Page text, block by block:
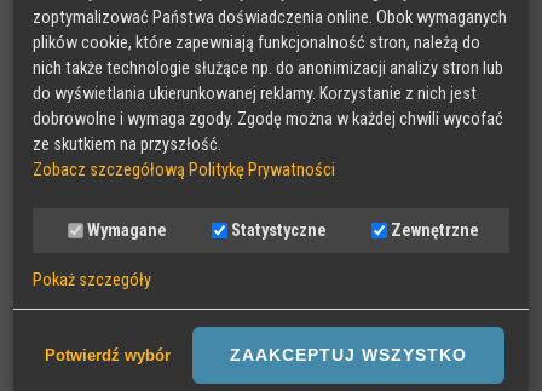
zoptymalizować Państwa doświadczenia online. Obok wymaganych
plików cookie, które zapewniają funkcjonalność stron, należą do
nich także technologie służące np. do anonimizacji analizy stron lub
do wyświetlania ukierunkowanej reklamy. Korzystanie z nich jest
dobrowolne i wymaga zgody. Zgodę można w każdej chwili wycofać
ze skutkiem na przyszłość.
Zobacz szczegółową Politykę Prywatności
Wymagane Statystyczne Zewnętrzne
Pokaż szczegóły
Sesyjne pliki Cookies wymagane do działania strony,
przechowywane podczas wizyty na stronie, np zapamiętany wybór
Potwierdź wybór ZAAKCEPTUJ WSZYSTKO